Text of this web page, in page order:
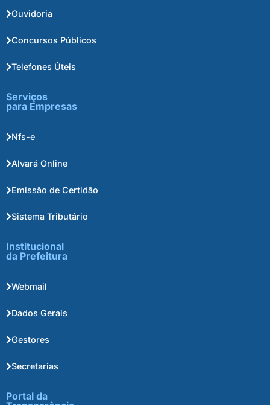
Ouvidoria
Concursos Públicos
Telefones Úteis
Serviços
para Empresas
Nfs-e
Alvará Online
Emissão de Certidão
Sistema Tributário
Institucional
da Prefeitura
Webmail
Dados Gerais
Gestores
Secretarias
Portal da